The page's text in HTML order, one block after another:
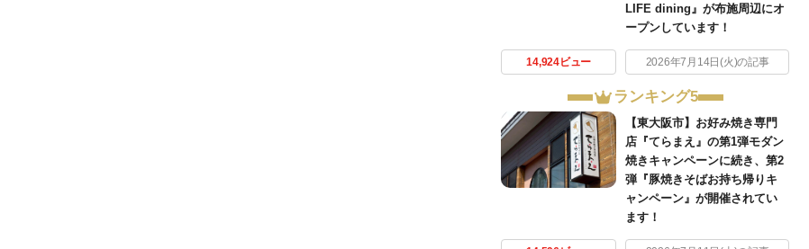
LIFE dining』が布施周辺にオ
ープンしています！
14,924ビュー 2026年7月14日(火)の記事
ランキング5
【東大阪市】お好み焼き専門
店『てらまえ』の第1弾モダン
焼きキャンペーンに続き、第2
弾『豚焼きそばお持ち帰りキ
ャンペーン』が開催されてい
ます！